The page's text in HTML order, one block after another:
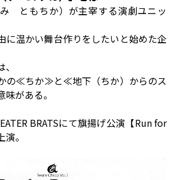
ともちか）が主宰する演劇ユニッ
に温かい舞台作りをしたいと始めた企
の≪ちか≫と≪地下（ちか）からのス
がある。
BRATSにて旗揚げ公演【Run for
。